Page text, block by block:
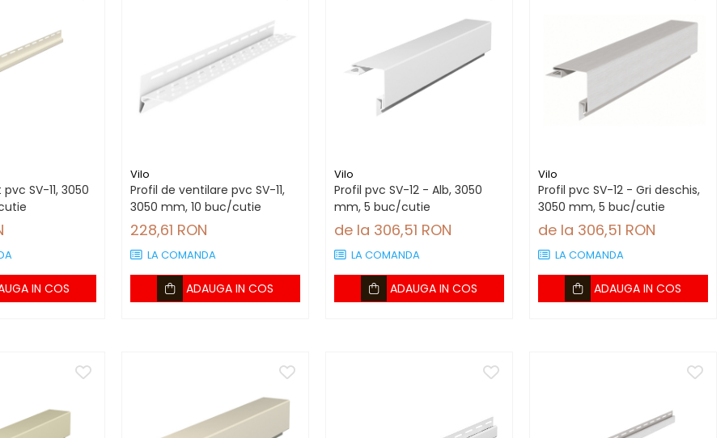
SV-11, 3050
IN COS
Vilo
Profil de ventilare pvc SV-11,
3050 mm, 10 buc/cutie
228,61 RON
LA COMANDA
ADAUGA IN COS
Vilo
Profil pvc SV-12 - Alb, 3050
mm, 5 buc/cutie
de la 306,51 RON
LA COMANDA
ADAUGA IN COS
Vilo
Profil pvc SV-12 - Gri deschis,
3050 mm, 5 buc/cutie
de la 306,51 RON
LA COMANDA
ADAUGA IN COS